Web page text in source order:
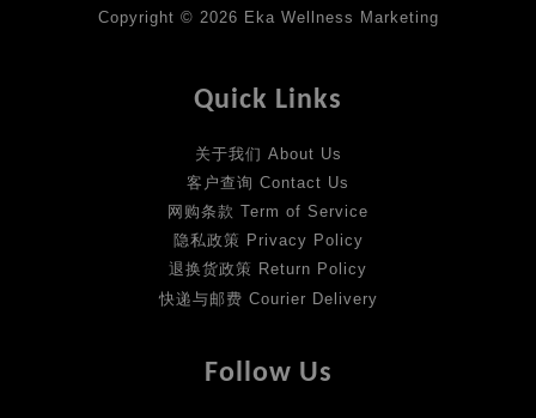
Copyright © 2026 Eka Wellness Marketing
Quick Links
关于我们 About Us
客户查询 Contact Us
网购条款 Term of Service
隐私政策 Privacy Policy
退换货政策 Return Policy
快递与邮费 Courier Delivery
Follow Us